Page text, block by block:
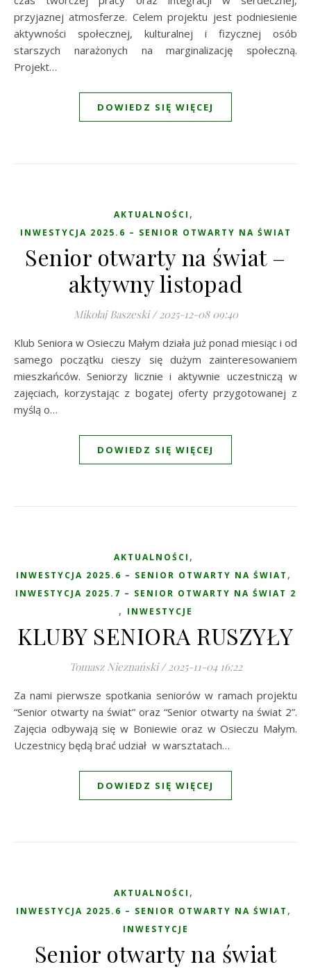
przyjaznej atmosferze. Celem projektu jest podniesienie
aktywności społecznej, kulturalnej i fizycznej osób
starszych narażonych na marginalizację społeczną.
Projekt…
DOWIEDZ SIĘ WIĘCEJ
AKTUALNOŚCI ,
INWESTYCJA 2025.6 – SENIOR OTWARTY NA ŚWIAT
Senior otwarty na świat –
aktywny listopad
Mikołaj Baszeski / 2025-12-08 09:40
Klub Seniora w Osieczu Małym działa już ponad miesiąc i od
samego początku cieszy się dużym zainteresowaniem
mieszkańców. Seniorzy licznie i aktywnie uczestniczą w
zajęciach, korzystając z bogatej oferty przygotowanej z
myślą o…
DOWIEDZ SIĘ WIĘCEJ
AKTUALNOŚCI ,
INWESTYCJA 2025.6 – SENIOR OTWARTY NA ŚWIAT ,
INWESTYCJA 2025.7 – SENIOR OTWARTY NA ŚWIAT 2
, INWESTYCJE
KLUBY SENIORA RUSZYŁY
Tomasz Nieznański / 2025-11-04 16:22
Za nami pierwsze spotkania seniorów w ramach projektu
“Senior otwarty na świat” oraz “Senior otwarty na świat 2”.
Zajęcia odbywają się w Boniewie oraz w Osieczu Małym.
Uczestnicy będą brać udział w warsztatach…
DOWIEDZ SIĘ WIĘCEJ
AKTUALNOŚCI ,
INWESTYCJA 2025.6 – SENIOR OTWARTY NA ŚWIAT ,
INWESTYCJE
Senior otwarty na świat